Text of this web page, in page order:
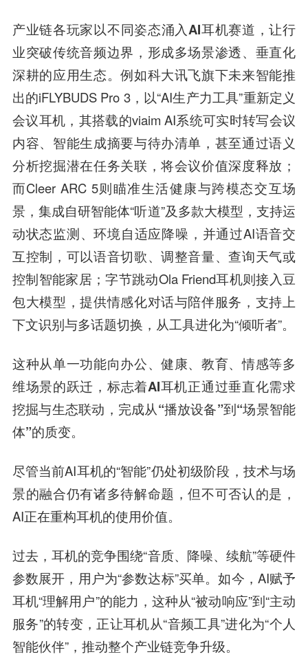
产业链各玩家以不同姿态涌入AI耳机赛道，让行
业突破传统音频边界，形成多场景渗透、垂直化
深耕的应用生态。例如科大讯飞旗下未来智能推
出的iFLYBUDS Pro 3，以“AI生产力工具”重新定义
会议耳机，其搭载的viaim AI系统可实时转写会议
内容、智能生成摘要与待办清单，甚至通过语义
分析挖掘潜在任务关联，将会议价值深度释放；
而Cleer ARC 5则瞄准生活健康与跨模态交互场
景，集成自研智能体“听道”及多款大模型，支持运
动状态监测、环境自适应降噪，并通过AI语音交
互控制，可以语音切歌、调整音量、查询天气或
控制智能家居；字节跳动Ola Friend耳机则接入豆
包大模型，提供情感化对话与陪伴服务，支持上
下文识别与多话题切换，从工具进化为“倾听者”。
这种从单一功能向办公、健康、教育、情感等多
维场景的跃迁，标志着AI耳机正通过垂直化需求
挖掘与生态联动，完成从“播放设备”到“场景智能
体”的质变。
尽管当前AI耳机的“智能”仍处初级阶段，技术与场
景的融合仍有诸多待解命题，但不可否认的是，
AI正在重构耳机的使用价值。
过去，耳机的竞争围绕“音质、降噪、续航”等硬件
参数展开，用户为“参数达标”买单。如今，AI赋予
耳机“理解用户”的能力，这种从“被动响应”到“主动
服务”的转变，正让耳机从“音频工具”进化为“个人
智能伙伴”，推动整个产业链竞争升级。